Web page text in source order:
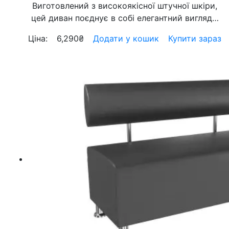
Виготовлений з високоякісної штучної шкіри,
цей диван поєднує в собі елегантний вигляд…
Ціна:
6,290₴ Додати у кошик Купити зараз